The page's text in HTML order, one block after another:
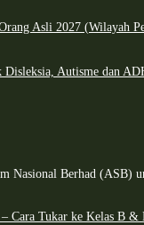
Asli 2027 (Wilayah
Disleksia, Autisme dan
Nasional Berhad (ASB)
Cara Tukar ke Kelas B &